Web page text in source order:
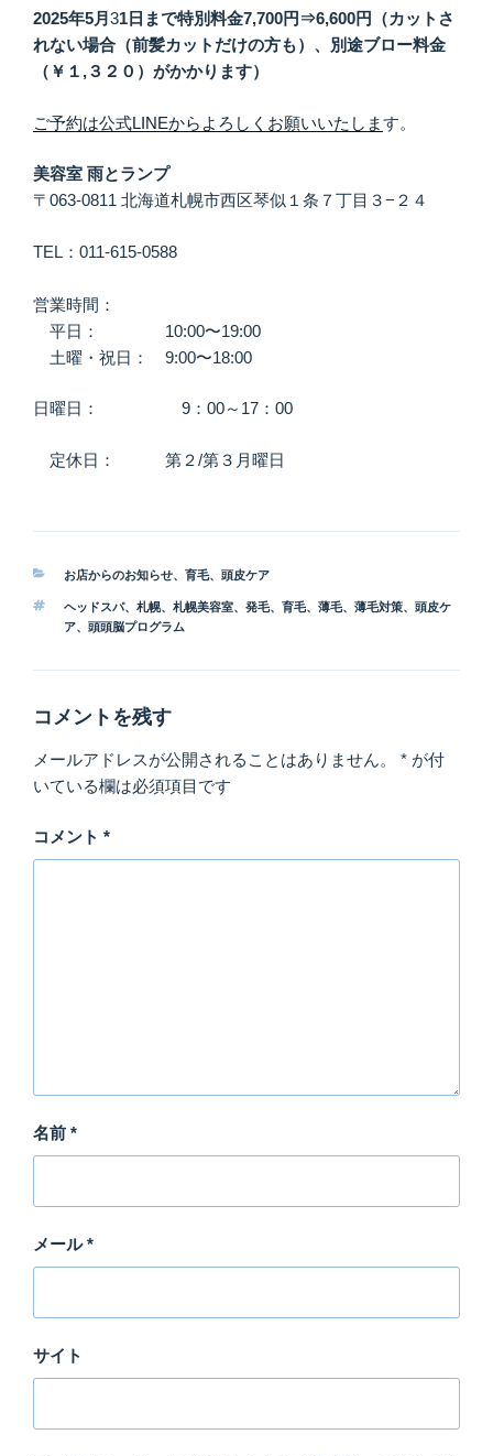
2025年5月 31日まで特別料金7,700円⇒6,600円（カットさ
れない場合（前髪カットだけの方も）、別途ブロー料金
（￥１,３２０）がかかります）
ご予約は公式LINEからよろしくお願いいたします。
美容室 雨とランプ
〒063-0811 北海道札幌市西区琴似１条７丁目３−２４
TEL：011-615-0588
営業時間：
平日： 10:00〜19:00
土曜・祝日： 9:00〜18:00
日曜日： 9：00～17：00
定休日： 第２/第３月曜日
カ
ゴ
リ
お店からのお知らせ、 育毛、 頭皮ケア
タ
グ
ヘッドスパ、 札幌、 札幌美容室、 発毛、 育毛、 薄毛、 薄毛対策、 頭皮ケ
ア、 頭頭脳プログラム
コメントを残す
メールアドレスが公開されることはありません。 * が付
いている欄は必須項目です
コメント *
名前 *
メール*
サイト